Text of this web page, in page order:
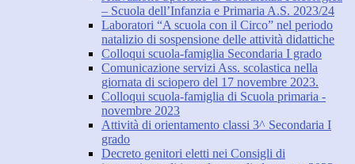
– Scuola dell’Infanzia e Primaria A.S. 2023/24
Laboratori “A scuola con il Circo” nel periodo
natalizio di sospensione delle attività didattiche
Colloqui scuola-famiglia Secondaria I grado
Comunicazione servizi Ass. scolastica nella
giornata di sciopero del 17 novembre 2023.
Colloqui scuola-famiglia di Scuola primaria -
novembre 2023
Attività di orientamento classi 3^ Secondaria I
grado
Decreto genitori eletti nei Consigli di